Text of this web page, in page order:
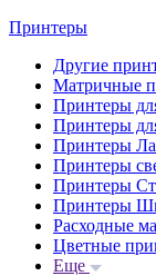
Принтеры
Другие
Матричные
Принтеры
Принтеры
Принтеры
Принтеры
Принтеры
Принтеры
Расходные
Цветные
Еще